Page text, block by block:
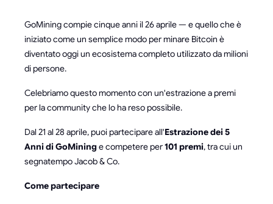
GoMining compie cinque anni il 26 aprile — e quello che è
iniziato come un semplice modo per minare Bitcoin è
diventato oggi un ecosistema completo utilizzato da milioni
di persone.
Celebriamo questo momento con un'estrazione a premi
per la community che lo ha reso possibile.
Dal 21 al 28 aprile, puoi partecipare all'Estrazione dei 5
Anni di GoMininge competere per101 premi, tra cui un
segnatempo Jacob & Co.
Come partecipare